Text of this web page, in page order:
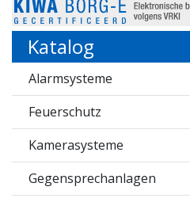
Katalog
Alarmsysteme
Feuerschutz
Kamerasysteme
Gegensprechanlagen